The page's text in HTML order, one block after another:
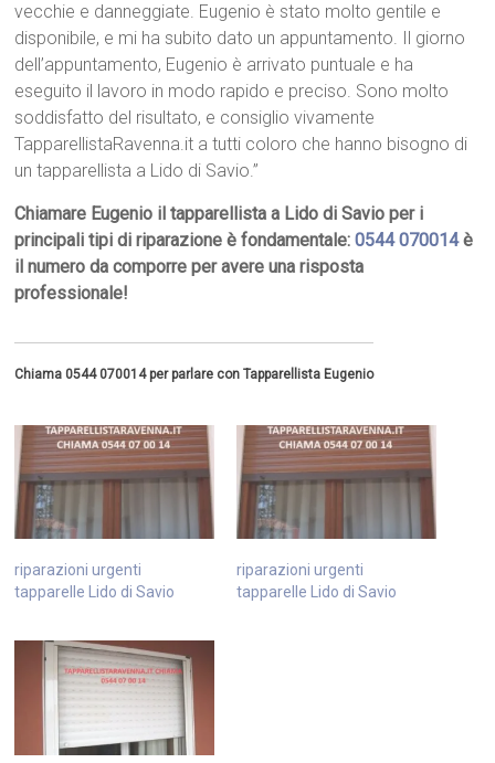
vecchie e danneggiate. Eugenio è stato molto gentile e
disponibile, e mi ha subito dato un appuntamento. Il giorno
dell’appuntamento, Eugenio è arrivato puntuale e ha
eseguito il lavoro in modo rapido e preciso. Sono molto
soddisfatto del risultato, e consiglio vivamente
TapparellistaRavenna.it a tutti coloro che hanno bisogno di
un tapparellista a Lido di Savio.”
Chiamare Eugenio il tapparellista a Lido di Savio per i
principali tipi di riparazione è fondamentale:0544 070014è
il numero da comporre per avere una risposta
professionale!
Chiama 0544 070014 per parlare con Tapparellista Eugenio
riparazioni urgenti
tapparelle Lido di Savio
riparazioni urgenti
tapparelle Lido di Savio